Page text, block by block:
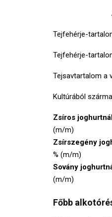
Tejfehérje-
Tejfehérje-
Tejsavtartalom a
Kultúrából
Zsíros
(m/m)
Zsírszegény
% (m/m)
Sovány
(m/m)
Főbb